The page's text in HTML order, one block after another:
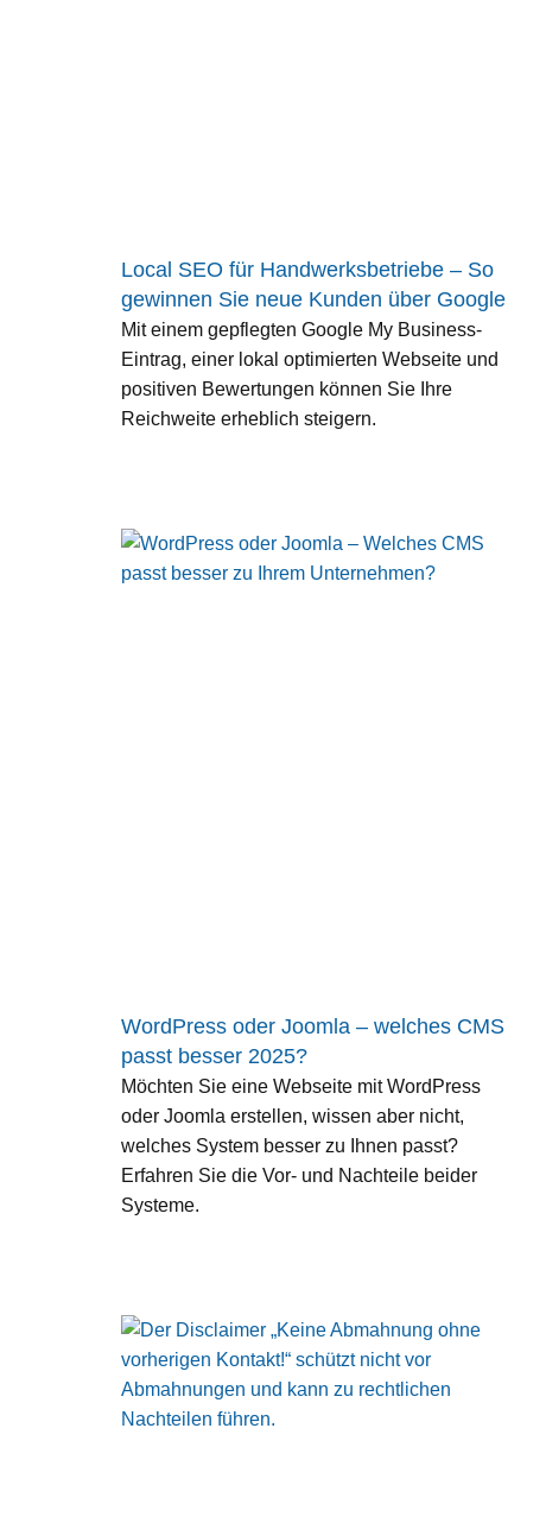
Local SEO für Handwerksbetriebe – So
gewinnen Sie neue Kunden über Google
Mit einem gepflegten Google My Business-
Eintrag, einer lokal optimierten Webseite und
positiven Bewertungen können Sie Ihre
Reichweite erheblich steigern.
WordPress oder Joomla – welches CMS
passt besser 2025?
Möchten Sie eine Webseite mit WordPress
oder Joomla erstellen, wissen aber nicht,
welches System besser zu Ihnen passt?
Erfahren Sie die Vor- und Nachteile beider
Systeme.